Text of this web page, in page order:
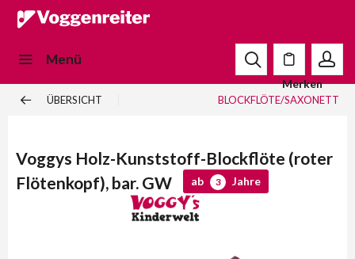
Menü
Merken
ÜBERSICHT BLOCKFLÖTE/SAXONETT
Voggys Holz-Kunststoff-Blockflöte (roter
Flötenkopf), bar. GW
ab 3 Jahre